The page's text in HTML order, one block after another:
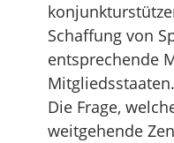
Schaffung von
entsprechende
Die Frage,
weitgehende